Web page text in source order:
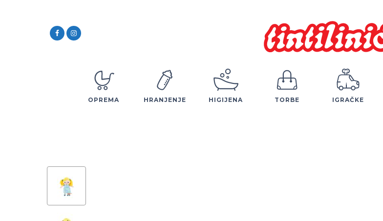
OPREMA HRANJENJE HIGIJENA TORBE IGRAČKE